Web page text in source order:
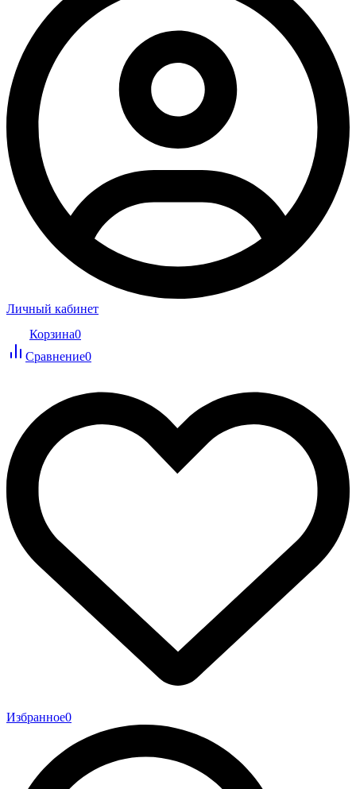
Личный кабинет
Корзина0
Сравнение0
Избранное0